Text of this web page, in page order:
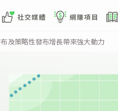
社交媒體 網賺項目
及策略性發布增長帶來強大動力